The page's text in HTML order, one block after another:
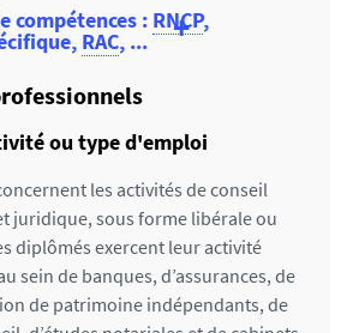
compétences : RNCP,
RAC, ...
RNCP n° 35919 relative à ce
licences, licences professionnelles
permet de définir les
communs au niveau de la
universités proposant cette
ou type d'emploi
les activités de conseil
juridique, sous forme libérale ou
diplômés exercent leur activité
sein de banques, d’assurances, de
de patrimoine indépendants, de